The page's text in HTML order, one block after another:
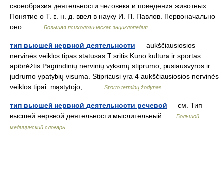
своеобразия деятельности человека и поведения животных.
Понятие о T. в. н. д. ввел в науку И. П. Павлов. Первоначально
оно… …
Большая психологическая энциклопедия
тип высшей нервной деятельности — aukščiausiosios
nervinės veiklos tipas statusas T sritis Kūno kultūra ir sportas
apibrėžtis Pagrindinių nervinių vyksmų stiprumo, pusiausvyros ir
judrumo ypatybių visuma. Stipriausi yra 4 aukščiausiosios nervinės
veiklos tipai: mąstytojo,… …
Sporto terminų žodynas
тип высшей нервной деятельности речевой — см. Тип
высшей нервной деятельности мыслительный …
Большой
медицинский словарь